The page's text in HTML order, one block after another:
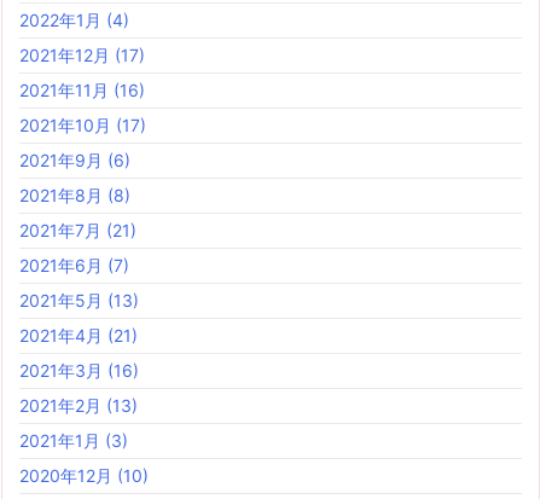
2022年1月 (4)
2021年12月 (17)
2021年11月 (16)
2021年10月 (17)
2021年9月 (6)
2021年8月 (8)
2021年7月 (21)
2021年6月 (7)
2021年5月 (13)
2021年4月 (21)
2021年3月 (16)
2021年2月 (13)
2021年1月 (3)
2020年12月 (10)